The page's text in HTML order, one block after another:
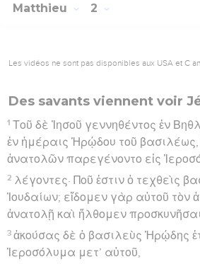
Matthieu 2
Les vidéos ne sont pas disponibles aux USA et C
Des savants viennent voir
1 Τοῦ δὲ Ἰησοῦ γεννηθέντος ἐν
ἐν ἡμέραις Ἡρῴδου τοῦ βασιλέως,
ἀνατολῶν παρεγένοντο εἰς
2 λέγοντες· Ποῦ ἐστιν ὁ τεχθεὶς
Ἰουδαίων; εἴδομεν γὰρ αὐτοῦ τὸν
ἀνατολῇ καὶ ἤλθομεν
3 ἀκούσας δὲ ὁ βασιλεὺς Ἡρῴδης
Ἱεροσόλυμα μετ’ αὐτοῦ,